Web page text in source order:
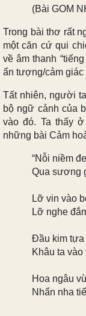
(Bài GOM
Trong bài thơ rất
một căn cứ qui
về âm thanh
ấn tượng/cảm giác
Tất nhiên, người
bộ ngữ cảnh của
vào đó. Ta thấy
những bài Cảm
“Nỗi niềm
Qua sương
Lỡ vin vào
Lỡ nghe
Ðầu kim tựa
Khâu ta
Hoa ngâu
Nhẩn nha